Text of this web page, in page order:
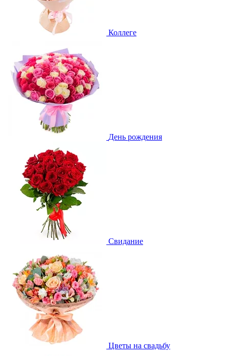
Коллеге
День рождения
Свидание
Цветы на свадьбу